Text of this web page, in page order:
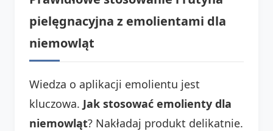
pielęgnacyjna z emolientami dla
niemowląt
Wiedza o aplikacji emolientu jest
kluczowa. Jak stosować emolienty dla
niemowląt? Nakładaj produkt delikatnie.